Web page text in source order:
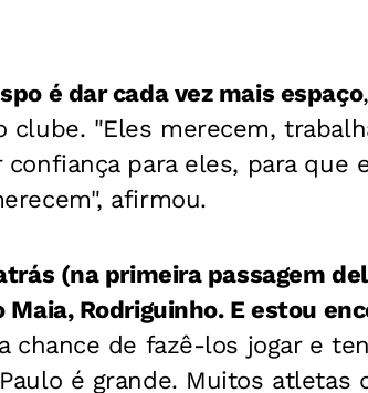
é dar cada vez mais espaço
clube. "Eles merecem,
confiança para eles, para que
afirmou.
(na primeira passagem
Maia, Rodriguinho. E estou
chance de fazê-los jogar e
é grande. Muitos atletas